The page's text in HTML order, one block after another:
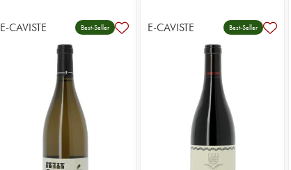
E-CAVISTE Best-Seller E-CAVISTE Best-Seller